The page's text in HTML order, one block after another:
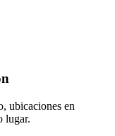
ubicaciones en
lugar.